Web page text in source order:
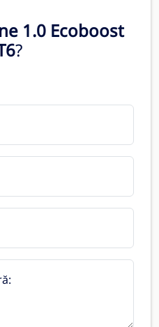
1.0 Ecoboost
?